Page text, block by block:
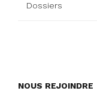
Dossiers
NOUS REJOINDRE